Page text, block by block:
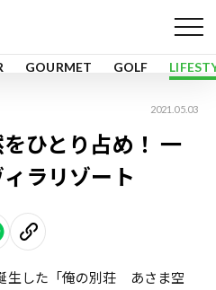
GOURMET GOLF
2021.05.03
ひとり占め！ 一
ラリゾート
生した「俺の別荘 あさま空